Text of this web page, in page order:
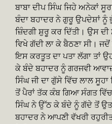
ਬਾਬਾ ਦੀਪ ਸਿੰਘ ਜਿਹੇ ਅਨੇਕਾਂ
ਬੰਦਾ ਬਹਾਦਰ ਨੇ ਗੁਰੂ ਉਪਦੇਸ਼ਾਂ ਨੂੰ
ਜ਼ਿੰਦਗੀ ਸ਼ੁਰੂ ਕਰ ਦਿੱਤੀ। ਉਸ
ਵਿਖੇ ਗੱਦੀ ਲਾ ਕੇ ਬੈਠਣਾ ਸੀ। ਜਦੋਂ
ਇਸ ਕਰਤੂਤ ਦਾ ਪਤਾ ਲੱਗਾ ਤਾਂ
ਕੇ ਬੰਦੇ ਬਹਾਦਰ ਨੂੰ ਗਰਜਵੀ
ਸਿੰਘ ਜੀ ਦਾ ਗੁੱਸੇ ਵਿੱਚ ਲਾਲ
ਤੋਂ ਪੈਰਾਂ ਤੱਕ ਕੰਬ ਗਿਆ ਸੰਗਤ ਵਿੱਚ
ਸਿੰਘ ਨੇ ਉੱਠ ਕੇ ਬੰਦੇ ਨੂੰ ਗੱਦੇ ਤੋਂ
ਬਹਾਦਰ ਨੇ ਆਪਣੀ ਵੱਖਰੀ